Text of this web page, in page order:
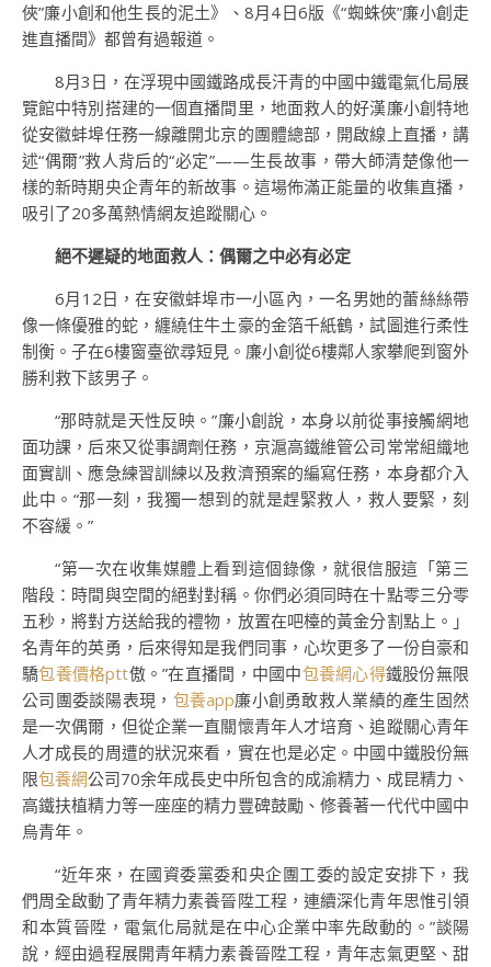
俠”廉小創和他生長的泥土》、8月4日6版《“蜘蛛俠”廉小創走
進直播間》都曾有過報道。
8月3日，在浮現中國鐵路成長汗青的中國中鐵電氣化局展
覽館中特別搭建的一個直播間里，地面救人的好漢廉小創特地
從安徽蚌埠任務一線離開北京的團體總部，開啟線上直播，講
述“偶爾”救人背后的“必定”——生長故事，帶大師清楚像他一
樣的新時期央企青年的新故事。這場佈滿正能量的收集直播，
吸引了20多萬熱情網友追蹤關心。
絕不遲疑的地面救人：偶爾之中必有必定
6月12日，在安徽蚌埠市一小區內，一名男她的蕾絲絲帶
像一條優雅的蛇，纏繞住牛土豪的金箔千紙鶴，試圖進行柔性
制衡。子在6樓窗臺欲尋短見。廉小創從6樓鄰人家攀爬到窗外
勝利救下該男子。
“那時就是天性反映。”廉小創說，本身以前從事接觸網地
面功課，后來又從事調劑任務，京滬高鐵維管公司常常組織地
面實訓、應急練習訓練以及救濟預案的編寫任務，本身都介入
此中。“那一刻，我獨一想到的就是趕緊救人，救人要緊，刻
不容緩。”
“第一次在收集媒體上看到這個錄像，就很信服這「第三
階段：時間與空間的絕對對稱。你們必須同時在十點零三分零
五秒，將對方送給我的禮物，放置在吧檯的黃金分割點上。」
名青年的英勇，后來得知是我們同事，心坎更多了一份自豪和
驕包養價格ptt傲。”在直播間，中國中包養網心得鐵股份無限
公司團委談陽表現， 包養app廉小創勇敢救人業績的產生固然
是一次偶爾，但從企業一直關懷青年人才培育、追蹤關心青年
人才成長的周遭的狀況來看，實在也是必定。中國中鐵股份無
限包養網公司70余年成長史中所包含的成渝精力、成昆精力、
高鐵扶植精力等一座座的精力豐碑鼓勵、修養著一代代中國中
烏青年。
“近年來，在國資委黨委和央企團工委的設定安排下，我
們周全啟動了青年精力素養晉陞工程，連續深化青年思惟引領
和本質晉陞，電氣化局就是在中心企業中率先啟動的。”談陽
說，經由過程展開青年精力素養晉陞工程，青年志氣更堅、甜